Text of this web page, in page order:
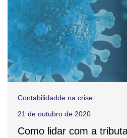
Contabilidadde na crise
21 de outubro de 2020
Como lidar com a